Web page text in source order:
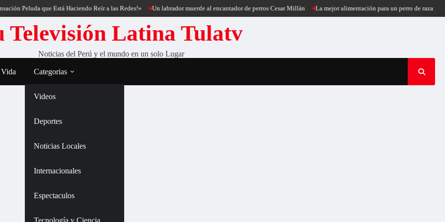
Peluda que Está Haciendo Reír a las Redes!» Un labrador muerde al encantador de perros Cesar Millán La mejor alimentación para un perro de raza
Televisión Latina Tulatv
Noticias del Perú y el mundo en un solo Lugar
Categorias
Videos
Deportes
Noticias Locales
Internacionales
Espectaculos
Tecnología y Ciencia